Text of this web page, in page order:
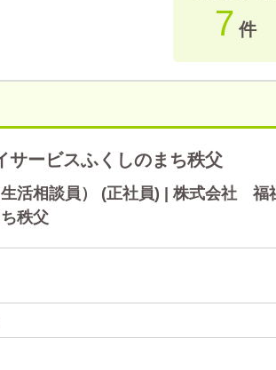
7 件
ービスふくしのまち秩父
活相談員） (正社員) | 株式会社 福
秩父